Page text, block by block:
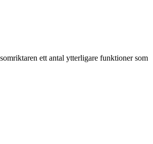
ett antal ytterligare funktioner som